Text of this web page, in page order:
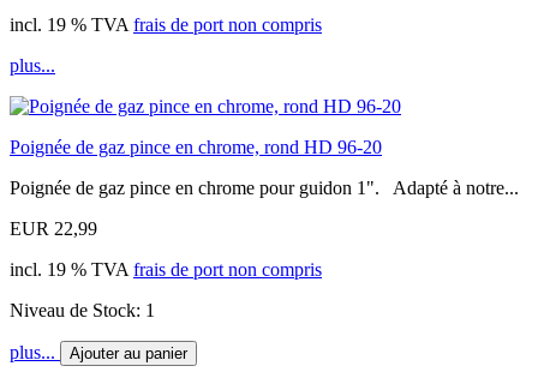
incl. 19 % TVA frais de port non compris
plus...
Poignée de gaz pince en chrome, rond HD 96-20
Poignée de gaz pince en chrome pour guidon 1". Adapté à notre...
EUR 22,99
incl. 19 % TVA frais de port non compris
Niveau de Stock: 1
plus... Ajouter au panier